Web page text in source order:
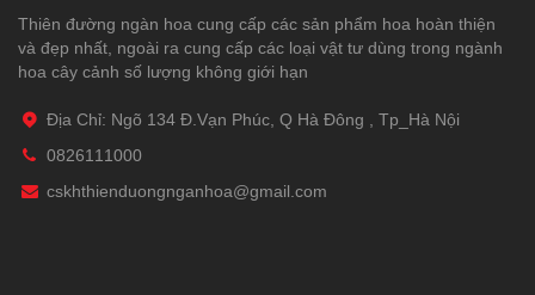
Thiên đường ngàn hoa cung cấp các sản phẩm hoa hoàn thiện
và đẹp nhất, ngoài ra cung cấp các loại vật tư dùng trong ngành
hoa cây cảnh số lượng không giới hạn
Địa Chỉ: Ngõ 134 Đ.Vạn Phúc, Q Hà Đông , Tp_Hà Nội
0826111000
cskhthienduongnganhoa@gmail.com